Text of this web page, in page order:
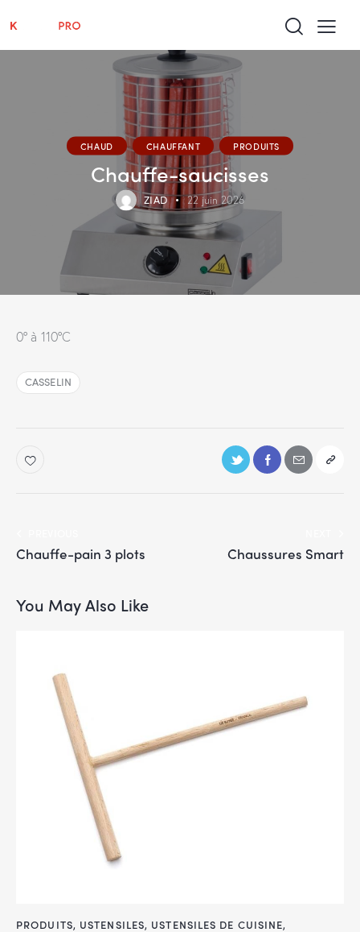
CHAUD CHAUFFANT PRODUITS
Chauffe-saucisses
ZIAD 22 juin 2026
0° à 110°C
CASSELIN
Chauffe-pain 3 plots Chaussures Smart
You May Also Like
PRODUITS, USTENSILES, USTENSILES DE CUISINE,